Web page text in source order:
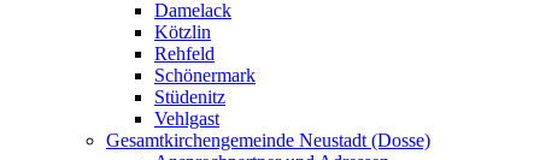
Damelack
Kötzlin
Rehfeld
Schönermark
Stüdenitz
Vehlgast
Gesamtkirchengemeinde Neustadt (Dosse)